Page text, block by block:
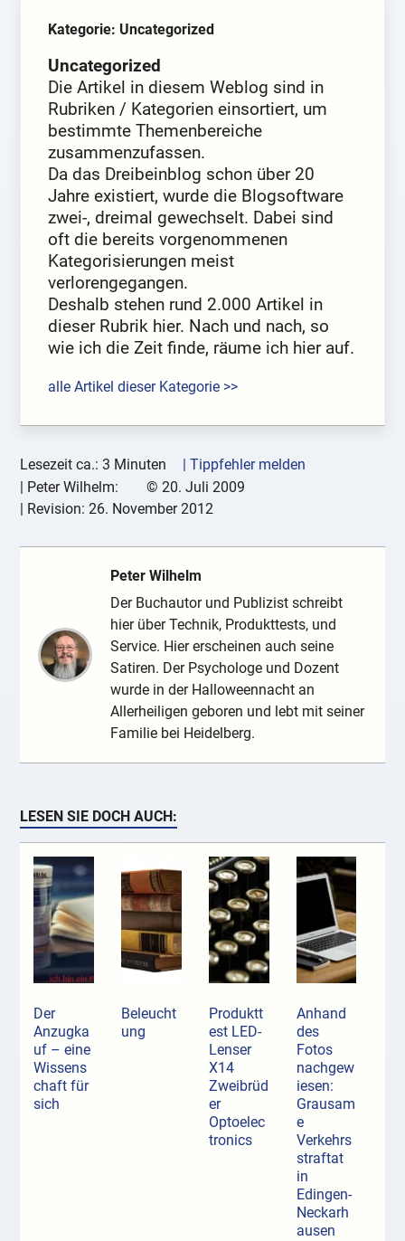
Kategorie: Uncategorized
Uncategorized
Die Artikel in diesem Weblog sind in
Rubriken / Kategorien einsortiert, um
bestimmte Themenbereiche
zusammenzufassen.
Da das Dreibeinblog schon über 20
Jahre existiert, wurde die Blogsoftware
zwei-, dreimal gewechselt. Dabei sind
oft die bereits vorgenommenen
Kategorisierungen meist
verlorengegangen.
Deshalb stehen rund 2.000 Artikel in
dieser Rubrik hier. Nach und nach, so
wie ich die Zeit finde, räume ich hier auf.
alle Artikel dieser Kategorie >>
Lesezeit ca.: 3 Minuten
| Tippfehler melden
| Peter Wilhelm: © 20. Juli 2009
| Revision:26. November 2012
Peter Wilhelm
Der Buchautor und Publizist schreibt
hier über Technik, Produkttests, und
Service. Hier erscheinen auch seine
Satiren. Der Psychologe und Dozent
wurde in der Halloweennacht an
Allerheiligen geboren und lebt mit seiner
Familie bei Heidelberg.
LESEN SIE DOCH AUCH:
Der
Anzugka
uf ­– eine
Wissens
chaft für
sich
Beleucht
ung
Produktt
est LED-
Lenser
X14
Zweibrüd
er
Optoelec
tronics
Anhand
des
Fotos
nachgew
iesen:
Grausam
e
Verkehrs
straftat
in
Edingen-
Neckarh
ausen